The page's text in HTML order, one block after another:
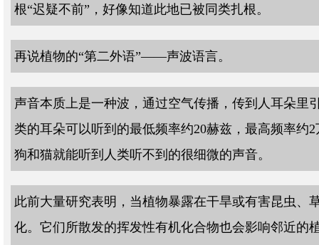
根“迟疑不前”，好像知道此地已被同类扎根。
再说植物的“第二外语”——声波语言。
声音本质上是一种波，通过空气传播，传到人耳朵里
类的耳朵可以听到的最低频率约20赫兹，最高频率
狗和猫就能听到人类听不到的很细微的声音。
此前大量研究表明，当植物暴露在干旱或有害昆虫、
化。它们所散发的挥发性有机化合物也会影响邻近的